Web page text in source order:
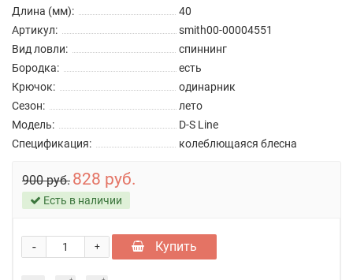
Длина (мм):
40
Артикул:
smith00-00004551
Вид ловли:
спиннинг
Бородка:
есть
Крючок:
одинарник
Сезон:
лето
Модель:
D-S Line
Спецификация:
колеблющаяся блесна
900 руб. 828 руб.
Есть в наличии
+
- Купить